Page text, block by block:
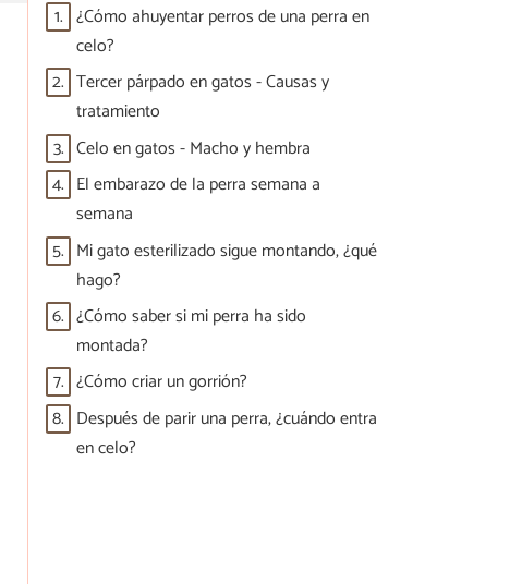
1. ¿Cómo ahuyentar perros de una perra en
celo?
2. Tercer párpado en gatos - Causas y
tratamiento
3. Celo en gatos - Macho y hembra
4. El embarazo de la perra semana a
semana
5. Mi gato esterilizado sigue montando, ¿qué
hago?
6. ¿Cómo saber si mi perra ha sido
montada?
7. ¿Cómo criar un gorrión?
8. Después de parir una perra, ¿cuándo entra
en celo?